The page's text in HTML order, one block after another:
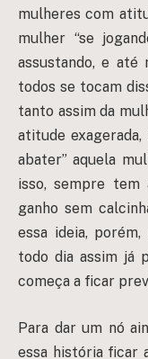
mulheres com
mulher “se
assustando, e até
todos se tocam
tanto assim da
atitude exagerada,
abater” aquela
isso, sempre tem
ganho sem
essa ideia,
todo dia assim já
começa a ficar
Para dar um nó
essa história ficar